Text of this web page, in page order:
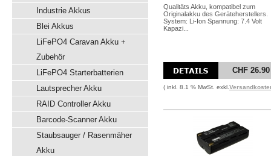
Industrie Akkus
Blei Akkus
LiFePO4 Caravan Akku +
Zubehör
LiFePO4 Starterbatterien
Lautsprecher Akku
RAID Controller Akku
Barcode-Scanner Akku
Staubsauger / Rasenmäher
Akku
Qualitäts Akku, kompatibel zum
Originalakku des Geräteherstellers.
System: Li-Ion Spannung: 7.4 Volt
Kapazi...
CHF 26.90
( inkl. 8.1 % MwSt. exkl.